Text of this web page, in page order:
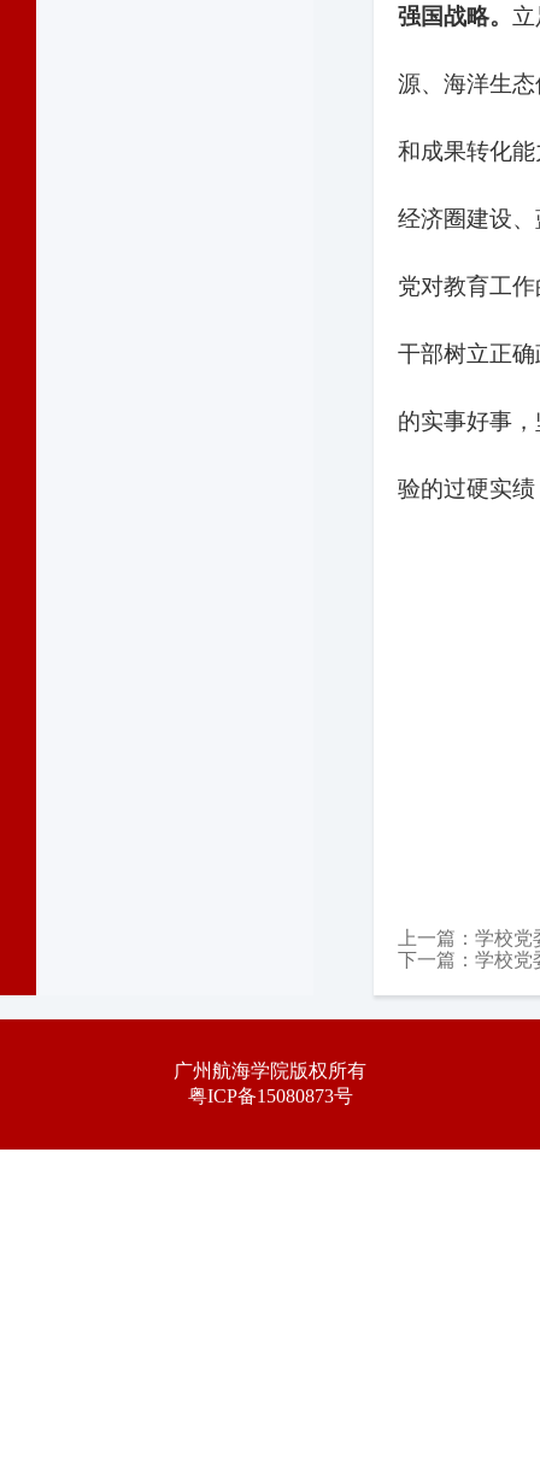
强国战略。
源、海洋生
和成果转化
经济圈建设
党对教育工
干部树立正
的实事好事
验的过硬实
上一篇： 学校党
下一篇： 学校党
广州航海学院版权所有
粤ICP备15080873号